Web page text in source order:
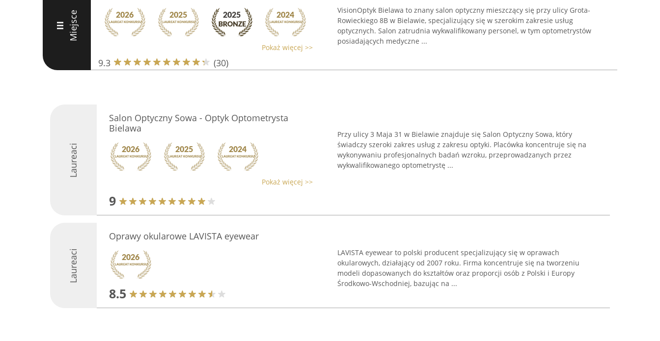
III Miejsce
Pokaż więcej >>
9.3 (30)
VisionOptyk Bielawa to znany salon optyczny mieszczący się przy ulicy Grota-
Rowieckiego 8B w Bielawie, specjalizujący się w szerokim zakresie usług
optycznych. Salon zatrudnia wykwalifikowany personel, w tym optometrystów
posiadających medyczne ...
Laureaci
Salon Optyczny Sowa - Optyk Optometrysta
Bielawa
Pokaż więcej >>
9
Przy ulicy 3 Maja 31 w Bielawie znajduje się Salon Optyczny Sowa, który
świadczy szeroki zakres usług z zakresu optyki. Placówka koncentruje się na
wykonywaniu profesjonalnych badań wzroku, przeprowadzanych przez
wykwalifikowanego optometrystę ...
Laureaci
Oprawy okularowe LAVISTA eyewear
8.5
LAVISTA eyewear to polski producent specjalizujący się w oprawach
okularowych, działający od 2007 roku. Firma koncentruje się na tworzeniu
modeli dopasowanych do kształtów oraz proporcji osób z Polski i Europy
Środkowo-Wschodniej, bazując na ...